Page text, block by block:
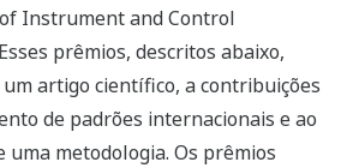
Instrument and Control
prêmios, descritos abaixo,
artigo científico, a contribuições
de padrões internacionais e ao
uma metodologia. Os prêmios